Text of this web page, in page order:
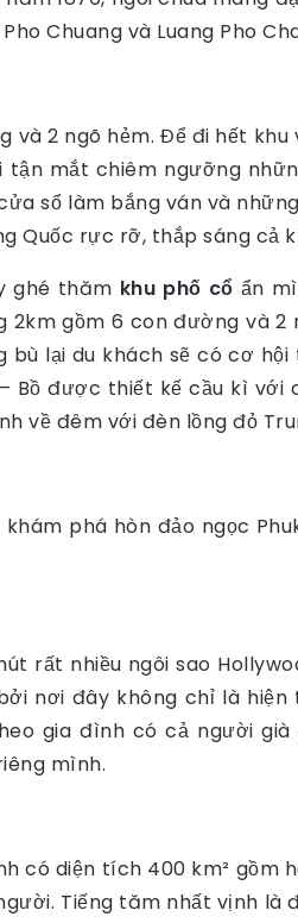
Chuang và Luang Pho
và 2 ngõ hẻm. Để đi hết
mắt chiêm ngưỡng
sổ làm bắng ván và
Quốc rực rỡ, thắp sáng cả
ghé thăm khu phố cổ ẩn
2km gồm 6 con đường và
lại du khách sẽ có cơ
Bồ được thiết kế cầu kì
về đêm với đèn lồng đỏ
phá hòn đảo ngọc
rất nhiều ngôi sao
nơi đây không chỉ là
gia đình có cả người
mình.
có diện tích 400 km² gồm
Tiếng tăm nhất vịnh là